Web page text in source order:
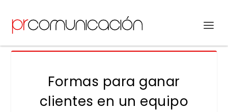
Formas para ganar
clientes en un equipo